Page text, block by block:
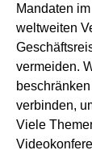
Mandaten
weltweiten
vermeiden.
verbinden,
Viele